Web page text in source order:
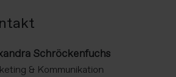
Schröckenfuchs
& Kommunikation